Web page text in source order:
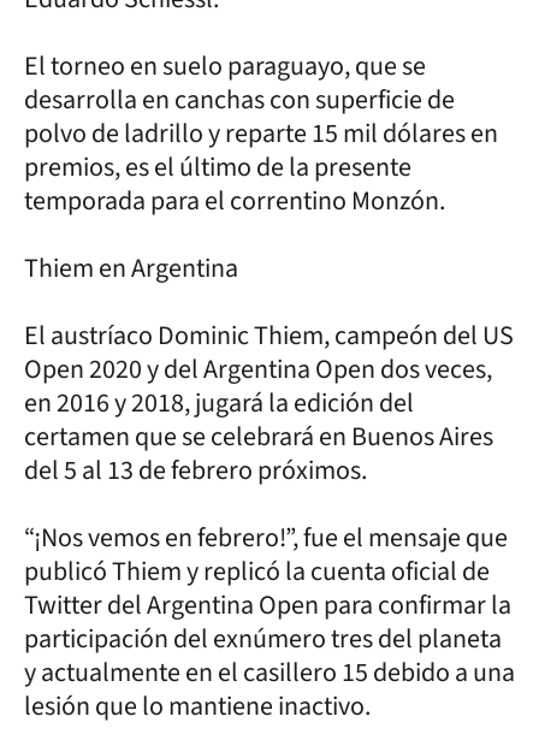
El torneo en suelo paraguayo, que se
desarrolla en canchas con superficie de
polvo de ladrillo y reparte 15 mil dólares en
premios, es el último de la presente
temporada para el correntino Monzón.
Thiem en Argentina
El austríaco Dominic Thiem, campeón del US
Open 2020 y del Argentina Open dos veces,
en 2016 y 2018, jugará la edición del
certamen que se celebrará en Buenos Aires
del 5 al 13 de febrero próximos.
“¡Nos vemos en febrero!”, fue el mensaje que
publicó Thiem y replicó la cuenta oficial de
Twitter del Argentina Open para confirmar la
participación del exnúmero tres del planeta
y actualmente en el casillero 15 debido a una
lesión que lo mantiene inactivo.